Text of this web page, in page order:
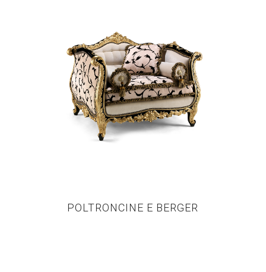
POLTRONCINE E BERGER